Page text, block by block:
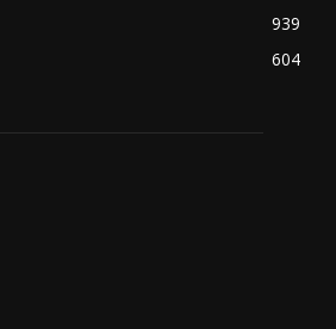
939
604